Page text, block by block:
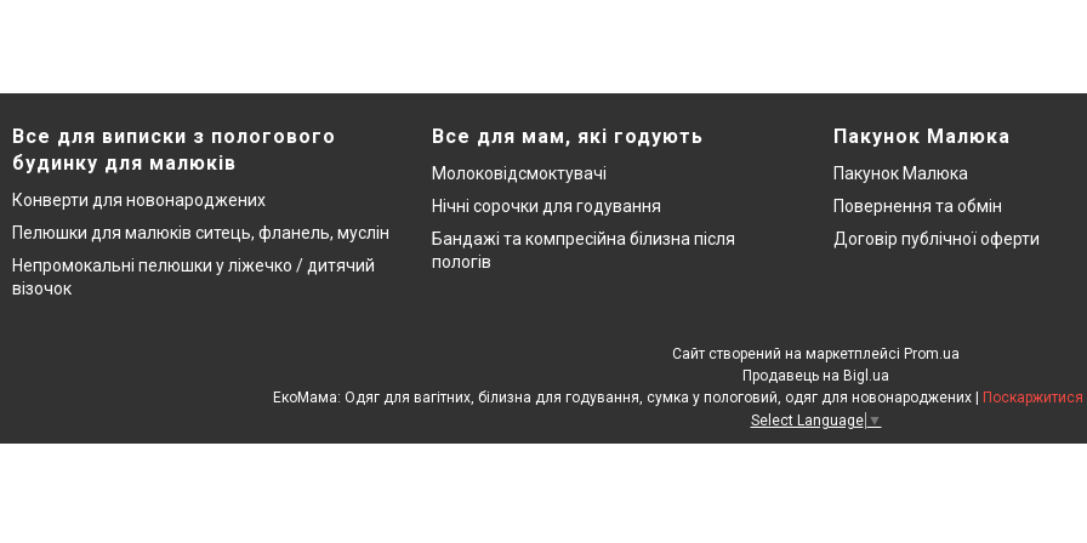
Все для виписки з пологового
будинку для малюків
Конверти для новонароджених
Пелюшки для малюків ситець, фланель, муслін
Непромокальні пелюшки у ліжечко / дитячий
візочок
Все для мам, які годують
Молоковідсмоктувачі
Нічні сорочки для годування
Бандажі та компресійна білизна після
пологів
Пакунок Малюка
Пакунок Малюка
Повернення та обмін
Договір публічної оферти
Сайт створений на маркетплейсі Prom.ua
Продавець на Bigl.ua
Поскаржитися
Select Language ▼